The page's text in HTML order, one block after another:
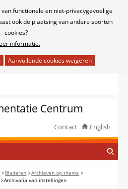
functionele en niet-privacygevoelige
ook de plaatsing van andere soorten
cookies?
informatie.
Centrum
Contact English
Bladeren
Archieven op thema
Archivalia van instellingen